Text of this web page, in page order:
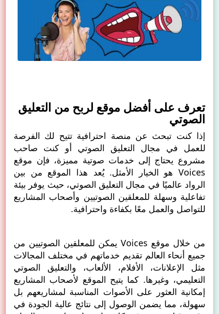
تعرف على أفضل موقع لربح من التعليق
الصوتي
إذا كنت تبحث عن منصة احترافية تتيح لك الفرصة
للعمل في مجال التعليق الصوتي أو كنت صاحب
مشروع يحتاج إلى خدمات صوتية مميزة، فإن موقع
Voices هو الخيار الأمثل. يُعد هذا الموقع من بين
الرواد عالميًا في مجال التعليق الصوتي، حيث يوفر بيئة
تفاعلية وسهلة للمعلقين الصوتيين وأصحاب المشاريع
للتواصل والعمل معًا بكفاءة واحترافية.
من خلال موقع Voices يمكن للمعلقين الصوتيين من
جميع أنحاء العالم تقديم خدماتهم في مختلف المجالات
مثل الإعلانات، الأفلام، الألعاب، والتعليق الصوتي
التعليمي، وغيرها. كما يتيح الموقع لأصحاب المشاريع
إمكانية العثور على الأصوات المناسبة لمشاريعهم بل
سهولة، مما يضمن الوصول إلى نتائج عالية الجودة في